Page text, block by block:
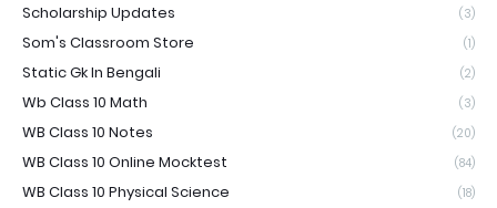
Scholarship Updates (3)
Som's Classroom Store (1)
Static Gk In Bengali (2)
Wb Class 10 Math (3)
WB Class 10 Notes (20)
WB Class 10 Online Mocktest (84)
WB Class 10 Physical Science (18)